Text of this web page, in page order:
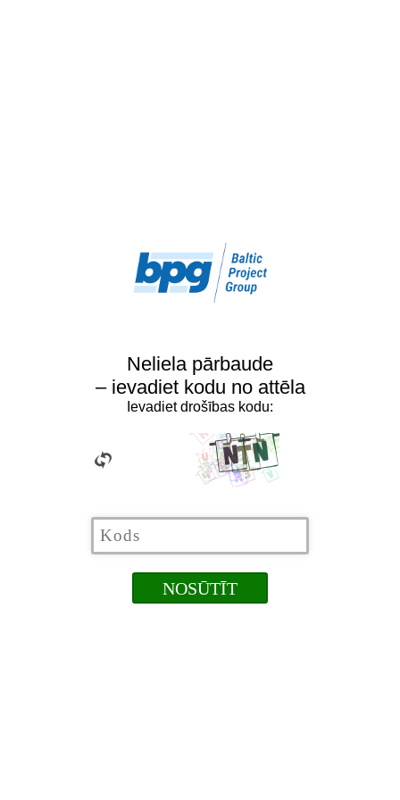
Neliela pārbaude
– ievadiet kodu no attēla
Ievadiet drošības kodu: